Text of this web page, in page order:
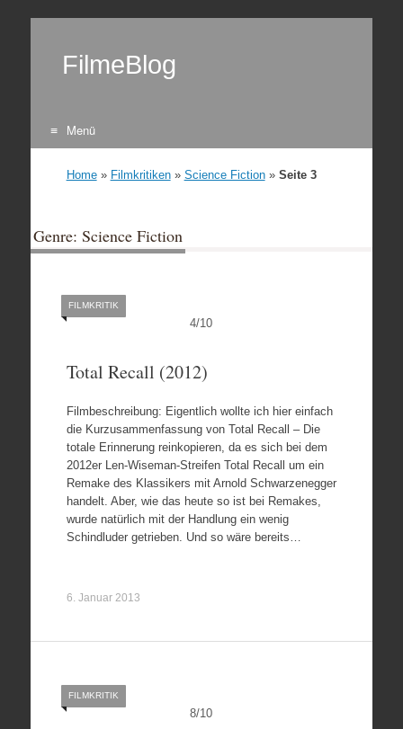
FilmeBlog
Menü
Home» Filmkritiken» Science Fiction» Seite 3
Genre: Science Fiction
4/10
FILMKRITIK
Total Recall (2012)
Filmbeschreibung: Eigentlich wollte ich hier einfach
die Kurzusammenfassung von Total Recall – Die
totale Erinnerung reinkopieren, da es sich bei dem
2012er Len-Wiseman-Streifen Total Recall um ein
Remake des Klassikers mit Arnold Schwarzenegger
handelt. Aber, wie das heute so ist bei Remakes,
wurde natürlich mit der Handlung ein wenig
Schindluder getrieben. Und so wäre bereits…
6. Januar 2013
8/10
FILMKRITIK